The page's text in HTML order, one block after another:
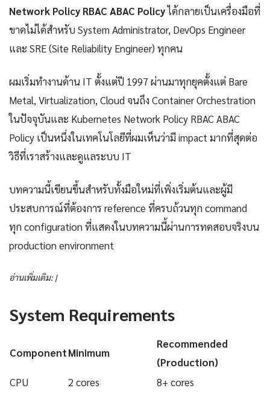
Network Policy RBAC ABAC Policyได้กลายเป็นเครื่องมือที่
ขาดไม่ได้สำหรับ System Administrator, DevOps Engineer
และ SRE (Site Reliability Engineer) ทุกคน
ผมเริ่มทำงานด้าน IT ตั้งแต่ปี 1997 ผ่านมาทุกยุคตั้งแต่ Bare
Metal, Virtualization, Cloud จนถึง Container Orchestration
ในปัจจุบันและ Kubernetes Network Policy RBAC ABAC
Policy เป็นหนึ่งในเทคโนโลยีที่ผมเห็นว่ามี impact มากที่สุดต่อ
วิธีที่เราสร้างและดูแลระบบ IT
บทความนี้เขียนขึ้นสำหรับทั้งมือใหม่ที่เพิ่งเริ่มต้นและผู้มี
ประสบการณ์ที่ต้องการ reference ที่ครบถ้วนทุก command
ทุก configuration ที่แสดงในบทความนี้ผ่านการทดสอบจริงบน
production environment
อ่านเพิ่มเติม: |
System Requirements
ComponentMinimum
Recommended
(Production)
CPU
2 cores
8+ cores